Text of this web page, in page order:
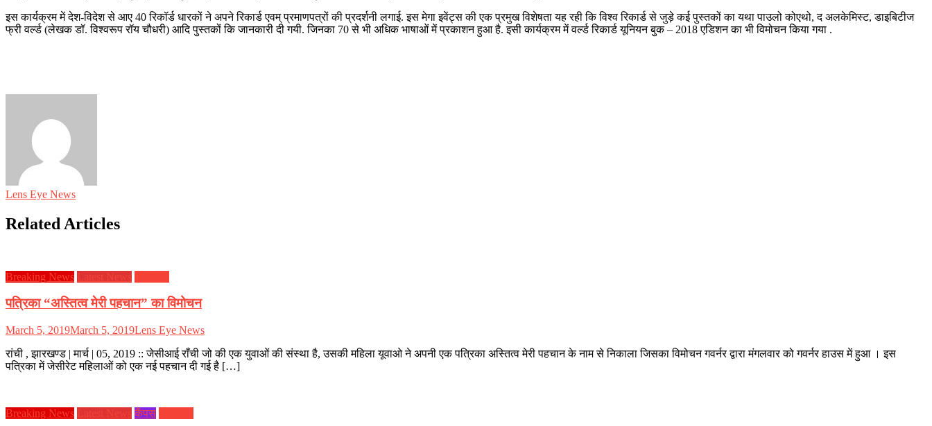
इस कार्यक्रम में देश-विदेश से आए 40 रिकॉर्ड धारकों ने अपने रिकार्ड एवम् प्रमाणपत्रों की प्रदर्शनी लगाई. इस मेगा इवेंट्स की एक प्रमुख विशेषता यह रही कि विश्व रिकार्ड से जुड़े कई पुस्तकों का यथा पाउलो कोएथो, द अलकेमिस्ट, डाइबिटीज
फ्री वर्ल्ड (लेखक डॉ. विश्वरूप रॉय चौधरी) आदि पुस्तकों कि जानकारी दी गयी. जिनका 70 से भी अधिक भाषाओं में प्रकाशन हुआ है. इसी कार्यक्रम में वर्ल्ड रिकार्ड यूनियन बुक – 2018 एडिशन का भी विमोचन किया गया .
Lens Eye News
Related Articles
Breaking News Latest News
पत्रिका “अस्तित्व मेरी पहचान” का विमोचन
March 5, 2019March 5, 2019Lens Eye News
रांची , झारखण्ड | मार्च | 05, 2019 :: जेसीआई राँची जो की एक युवाओं की संस्था है, उसकी महिला यूवाओ ने अपनी एक पत्रिका अस्तित्व मेरी पहचान के नाम से निकाला जिसका विमोचन गवर्नर द्वारा मंगलवार को गवर्नर हाउस में हुआ । इस
पत्रिका में जेसीरेट महिलाओं को एक नई पहचान दी गई है […]
Breaking News Latest News कैंपस